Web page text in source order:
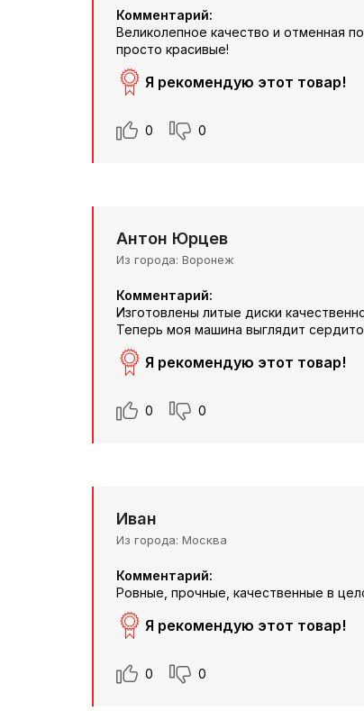
Комментарий:
Великолепное качество и отменная
просто красивые!
Я рекомендую этот товар!
0 0
Антон Юрцев
Из города Воронеж
Комментарий:
Изготовлены литые диски
Теперь моя машина выглядит
Я рекомендую этот товар!
0 0
Иван
Из города Москва
Комментарий:
Ровные, прочные, качественные в
Я рекомендую этот товар!
0 0